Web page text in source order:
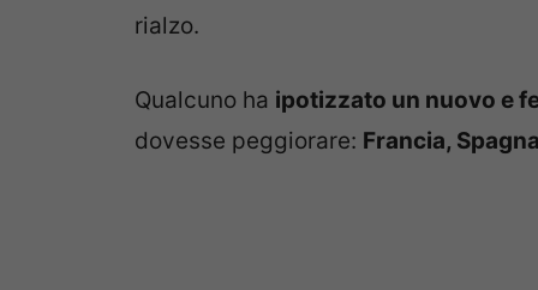
rialzo.
Qualcuno ha ipotizzato un nuovo e
dovesse peggiorare: Francia,